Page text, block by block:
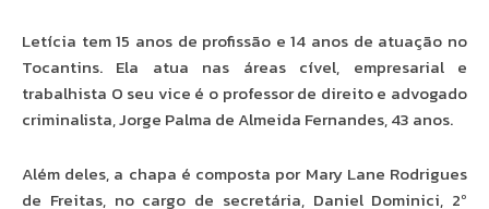
Letícia tem 15 anos de profissão e 14 anos de atuação no
Tocantins. Ela atua nas áreas cível, empresarial e
trabalhista O seu vice é o professor de direito e advogado
criminalista, Jorge Palma de Almeida Fernandes, 43 anos.
Além deles, a chapa é composta por Mary Lane Rodrigues
de Freitas, no cargo de secretária, Daniel Dominici, 2º